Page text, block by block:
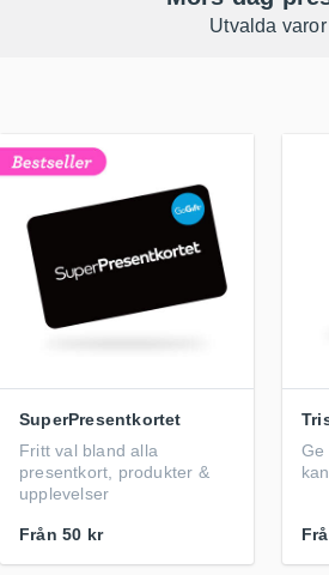
Utvalda varor
SuperPresentkortet
Fritt val bland alla
presentkort, produkter &
upplevelser
Från 50 kr
Ge